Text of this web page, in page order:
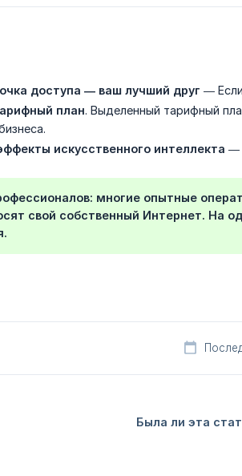
доступа — ваш лучший друг —
план. Выделенный тарифный
искусственного интеллекта —
многие опытные
свой собственный Интернет. На
Была ли эта